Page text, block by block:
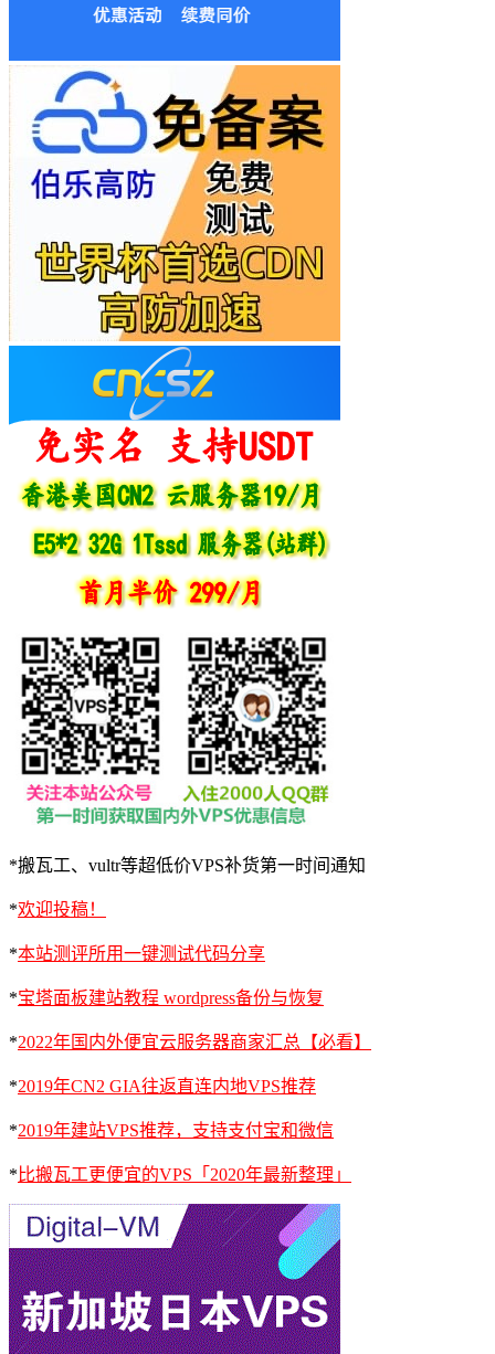
*搬瓦工、vultr等超低价VPS补货第一时间通知
*欢迎投稿！
*本站测评所用一键测试代码分享
*宝塔面板建站教程 wordpress备份与恢复
*2022年国内外便宜云服务器商家汇总【必看】
*2019年CN2 GIA往返直连内地VPS推荐
*2019年建站VPS推荐，支持支付宝和微信
* 比搬瓦工更便宜的VPS「2020年最新整理」